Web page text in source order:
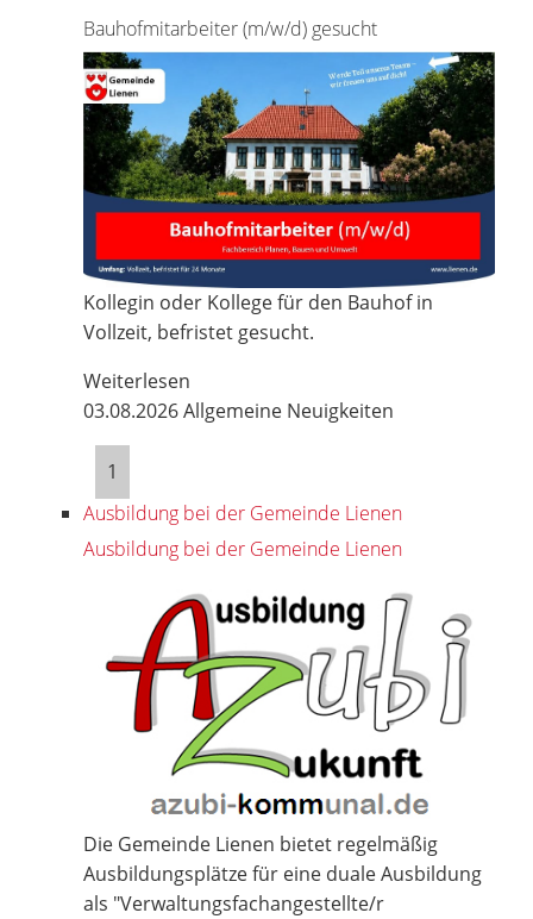
Bauhofmitarbeiter (m/w/d) gesucht
Kollegin oder Kollege für den Bauhof in
Vollzeit, befristet gesucht.
Weiterlesen
03.08.2026Allgemeine Neuigkeiten
1
Ausbildung bei der Gemeinde Lienen
Ausbildung bei der Gemeinde Lienen
Die Gemeinde Lienen bietet regelmäßig
Ausbildungsplätze für eine duale Ausbildung
als "Verwaltungsfachangestellte/r